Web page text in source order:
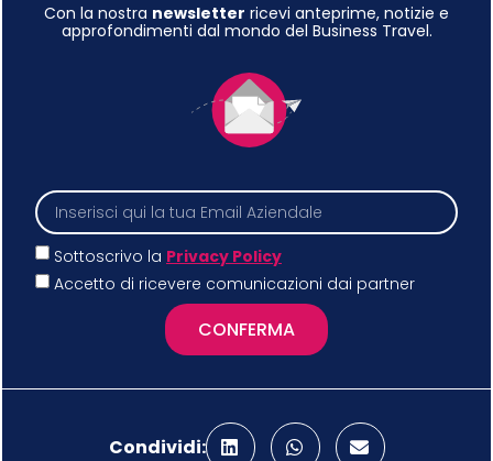
Con la nostra newsletter ricevi anteprime, notizie e
approfondimenti dal mondo del Business Travel.
Sottoscrivo la Privacy Policy
Accetto di ricevere comunicazioni dai partner
CONFERMA
Condividi: